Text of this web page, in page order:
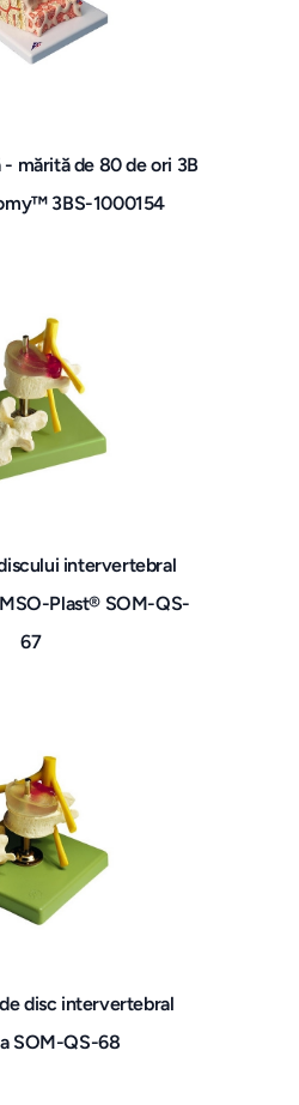
- mărită de 80 de ori 3B
3BS-1000154
intervertebral
Plast® SOM-QS-
67
disc intervertebral
SOM-QS-68